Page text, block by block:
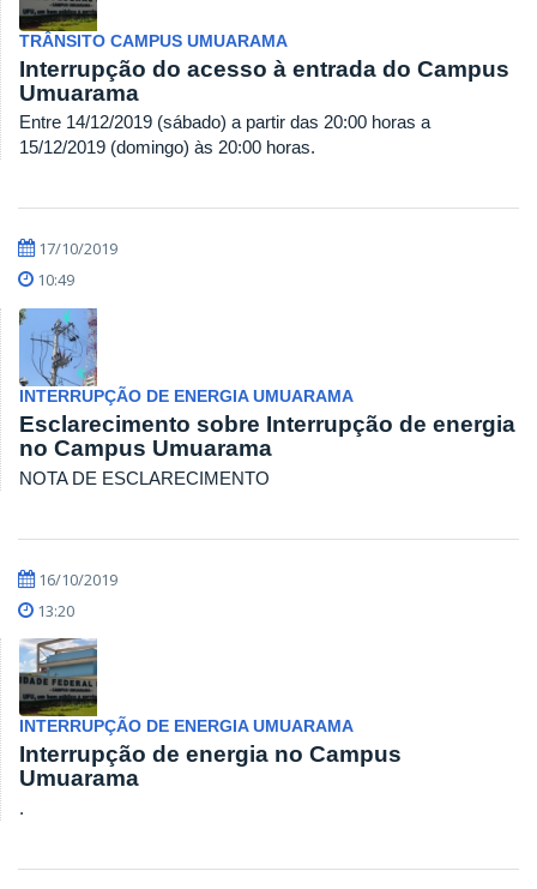
TRÂNSITO CAMPUS UMUARAMA
Interrupção do acesso à entrada do Campus
Umuarama
Entre 14/12/2019 (sábado) a partir das 20:00 horas a
15/12/2019 (domingo) às 20:00 horas.
17/10/2019
10:49
INTERRUPÇÃO DE ENERGIA UMUARAMA
Esclarecimento sobre Interrupção de energia
no Campus Umuarama
NOTA DE ESCLARECIMENTO
16/10/2019
13:20
INTERRUPÇÃO DE ENERGIA UMUARAMA
Interrupção de energia no Campus
Umuarama
.